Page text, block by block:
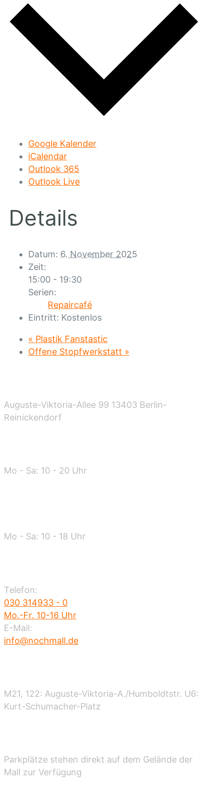
Google Kalender
iCalendar
Outlook 365
Outlook Live
Details
Datum: 6. November 2025
Zeit:
15:00 - 19:30
Serien:
Repaircafé
Eintritt: Kostenlos
« Plastik Fanstastic
Offene Stopfwerkstatt »
Auguste-Viktoria-Allee 99 13403 Berlin-
Reinickendorf
Mo - Sa: 10 - 20 Uhr
Mo - Sa: 10 - 18 Uhr
Telefon:
030 314933 - 0
Mo.-Fr. 10-16 Uhr
E-Mail:
info@nochmall.de
M21, 122: Auguste-Viktoria-A./Humboldtstr. U6:
Kurt-Schumacher-Platz
Parkplätze stehen direkt auf dem Gelände der
Mall zur Verfügung